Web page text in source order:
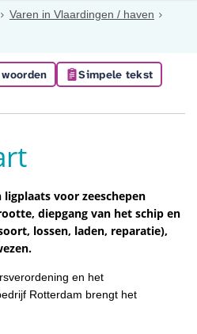
Varen in Vlaardingen / haven
Simpele tekst
ligplaats voor zeeschepen
diepgang van het schip en
lossen, laden, reparatie),
en het
Rotterdam brengt het